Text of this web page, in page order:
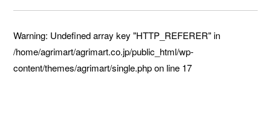
Warning: Undefined array key "HTTP_REFERER" in
/home/agrimart/agrimart.co.jp/public_html/wp-
content/themes/agrimart/single.phpon line 17